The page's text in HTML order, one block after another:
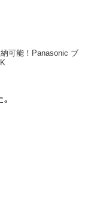
可能！Panasonic ブ